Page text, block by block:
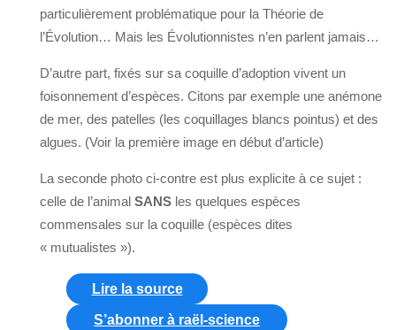
particulièrement problématique pour la Théorie de
l’Évolution… Mais les Évolutionnistes n’en parlent jamais…
D’autre part, fixés sur sa coquille d’adoption vivent un
foisonnement d’espèces. Citons par exemple une anémone
de mer, des patelles (les coquillages blancs pointus) et des
algues. (Voir la première image en début d’article)
La seconde photo ci-contre est plus explicite à ce sujet :
celle de l’animal SANS les quelques espèces
commensales sur la coquille (espèces dites
« mutualistes »).
Lire la source
S’abonner à raël-science